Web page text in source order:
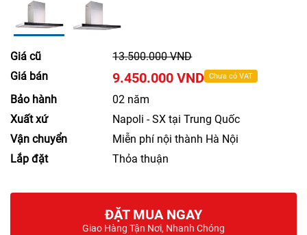
Giá cũ
13.500.000 VND
Giá bán
9.450.000 VND Chưa có VAT
Bảo hành
02 năm
Xuất xứ
Napoli - SX tại Trung Quốc
Vận chuyển
Miễn phí nội thành Hà Nội
Lắp đặt
Thỏa thuận
ĐẶT MUA NGAY
Giao Hàng Tận Nơi, Nhanh Chóng